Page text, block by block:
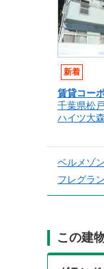
新着
賃貸コー
千葉県松
ハイツ大森
ベルメゾン
フレグラ
この建